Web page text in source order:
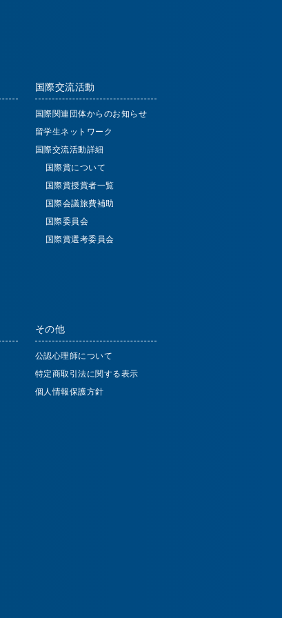
国際交流活動
国際関連団体からのお知らせ
留学生ネットワーク
国際交流活動詳細
国際賞について
国際賞授賞者一覧
国際会議旅費補助
国際委員会
国際賞選考委員会
その他
公認心理師について
特定商取引法に関する表示
個人情報保護方針